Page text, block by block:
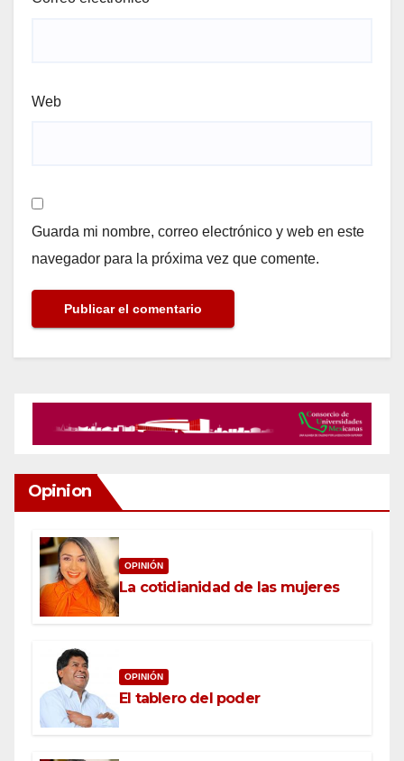
Web
Guarda mi nombre, correo electrónico y web en este
navegador para la próxima vez que comente.
Opinion
OPINIÓN
La cotidianidad de las mujeres
OPINIÓN
El tablero del poder